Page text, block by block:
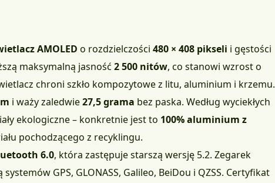
AMOLED o rozdzielczości 480 × 408 pikseli i gęstości
maksymalną jasność 2 500 nitów, co stanowi wzrost o
chroni szkło kompozytowe z litu, aluminium i krzemu.
i waży zaledwie27,5 grama bez paska. Według wyciekłych
ekologiczne – konkretnie jest to 100% aluminium z
pochodzącego z recyklingu.
6.0, która zastępuje starszą wersję 5.2. Zegarek
systemów GPS, GLONASS, Galileo, BeiDou i QZSS. Certyfikat